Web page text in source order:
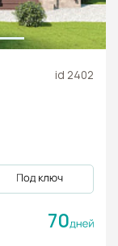
id 2402
70